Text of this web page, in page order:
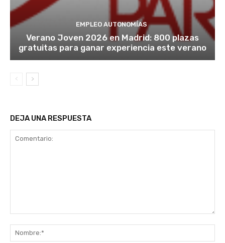
EMPLEO AUTONOMÍAS
Verano Joven 2026 en Madrid: 800 plazas
gratuitas para ganar experiencia este verano
DEJA UNA RESPUESTA